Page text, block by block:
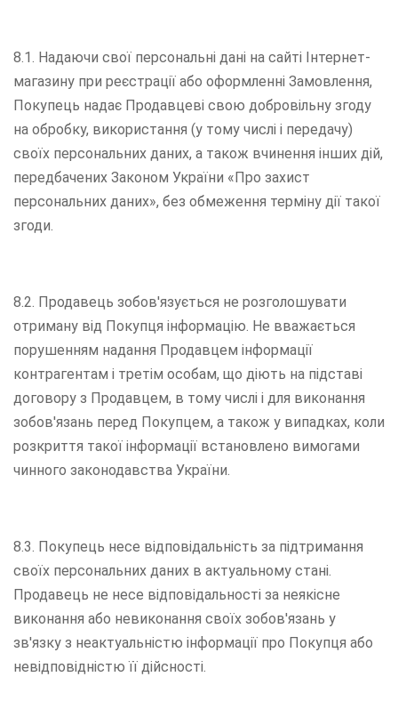
8.1. Надаючи свої персональні дані на сайті Інтернет-
магазину при реєстрації або оформленні Замовлення,
Покупець надає Продавцеві свою добровільну згоду
на обробку, використання (у тому числі і передачу)
своїх персональних даних, а також вчинення інших дій,
передбачених Законом України «Про захист
персональних даних», без обмеження терміну дії такої
згоди.
8.2. Продавець зобов'язується не розголошувати
отриману від Покупця інформацію. Не вважається
порушенням надання Продавцем інформації
контрагентам і третім особам, що діють на підставі
договору з Продавцем, в тому числі і для виконання
зобов'язань перед Покупцем, а також у випадках, коли
розкриття такої інформації встановлено вимогами
чинного законодавства України.
8.3. Покупець несе відповідальність за підтримання
своїх персональних даних в актуальному стані.
Продавець не несе відповідальності за неякісне
виконання або невиконання своїх зобов'язань у
зв'язку з неактуальністю інформації про Покупця або
невідповідністю її дійсності.